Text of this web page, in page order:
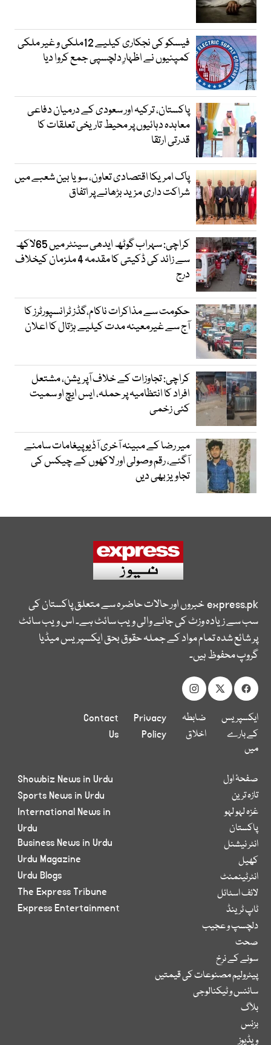
فیسکو کی نجکاری کیلیے 12ملکی و غیر ملکی
کمپنیوں نے اظہارِ دلچسپی جمع کروا دیا
پاکستان، ترکیہ اور سعودی کے درمیان دفاعی
معاہدہ دہائیوں پر محیط تاریخی تعلقات کا
قدرتی ارتقا
پاک امریکا اقتصادی تعاون، سویا بین شعبے میں
شراکت داری مزید بڑھانے پر اتفاق
کراچی: سہراب گوٹھ ایدھی سینٹر میں 65لاکھ
سے زائد کی ڈکیتی کا مقدمہ 4 ملزمان کیخلاف
درج
حکومت سے مذاکرات ناکام،گڈز ٹرانسپورٹرز کا
آج سے غیرمعینہ مدت کیلیے ہڑتال کا اعلان
کراچی: تجاوزات کے خلاف آپریشن، مشتعل
افراد کا انتظامیہ پر حملہ، ایس ایچ او سمیت
کئی زخمی
میر رضا کے مبینہ آخری آڈیو پیغامات سامنے
آگئے، رقم وصولی اور لاکھوں کے چیکس کی
تجاویز بھی دیں
express.pkخبروں اور حالات حاضرہ سے متعلق پاکستان کی
سب سے زیادہ وزٹ کی جانے والی ویب سائٹ ہے۔ اس ویب سائٹ
پر شائع شدہ تمام مواد کے جملہ حقوق بحق ایکسپریس میڈیا
گروپ محفوظ ہیں۔
ایکسپریس
کے بارے
میں
ضابطہ
اخلاق
Privacy
Policy
Contact
Us
صفحۂ اول
تازہ ترین
غزہ لہو لہو
پاکستان
انٹر نیشنل
کھیل
انٹرٹینمنٹ
لائف اسٹائل
ٹاپ ٹرینڈ
دلچسپ و عجیب
صحت
سونے کے نرخ
پیٹرولیم مصنوعات کی قیمتیں
سائنس و ٹیکنالوجی
بلاگ
بزنس
ویڈیوز
Showbiz News in Urdu
Sports News in Urdu
International News in
Urdu
Business News in Urdu
Urdu Magazine
Urdu Blogs
The Express Tribune
Express Entertainment